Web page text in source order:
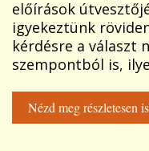
előírások
igyekeztünk
kérdésre a választ
szempontból is,
Nézd meg részletesen